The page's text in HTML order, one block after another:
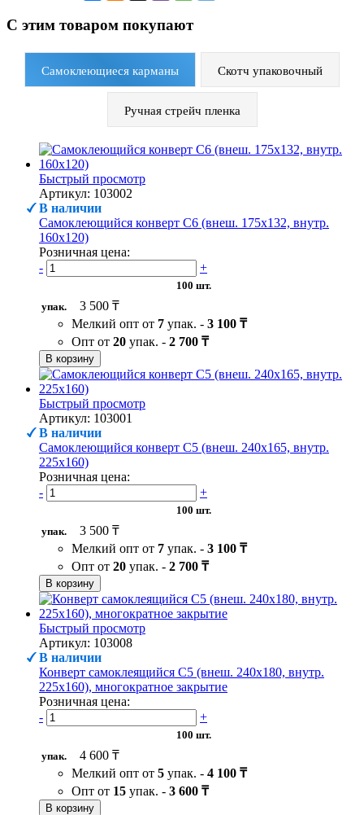
С этим товаром покупают
Самоклеющиеся карманы Скотч упаковочный
Ручная стрейч пленка
Быстрый просмотр
Артикул: 103002
В наличии
Самоклеющийся конверт С6 (внеш. 175х132, внутр.
160х120)
Розничная цена:
-
+
100 шт.
упак.
3 500 ₸
Мелкий опт от 7 упак. - 3 100 ₸
Опт от 20 упак. - 2 700 ₸
В корзину
Быстрый просмотр
Артикул: 103001
В наличии
Самоклеющийся конверт С5 (внеш. 240х165, внутр.
225х160)
Розничная цена:
-
+
100 шт.
упак.
3 500 ₸
Мелкий опт от 7 упак. - 3 100 ₸
Опт от 20 упак. - 2 700 ₸
В корзину
Быстрый просмотр
Артикул: 103008
В наличии
Конверт самоклеящийся С5 (внеш. 240х180, внутр.
225х160), многократное закрытие
Розничная цена:
-
+
100 шт.
упак.
4 600 ₸
Мелкий опт от 5 упак. - 4 100 ₸
Опт от 15 упак. - 3 600 ₸
В корзину